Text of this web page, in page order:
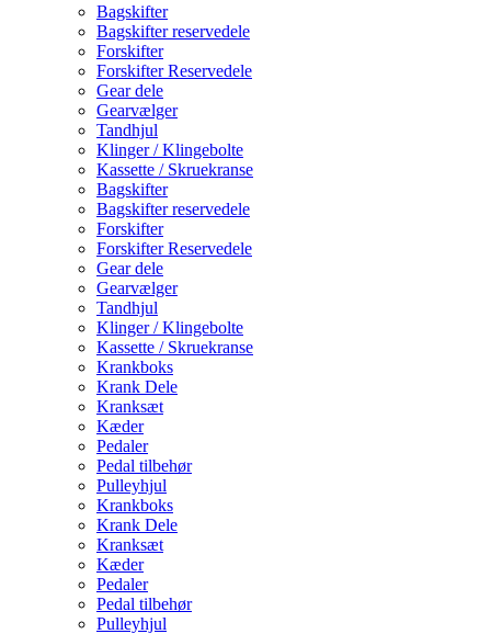
Bagskifter
Bagskifter reservedele
Forskifter
Forskifter Reservedele
Gear dele
Gearvælger
Tandhjul
Klinger / Klingebolte
Kassette / Skruekranse
Bagskifter
Bagskifter reservedele
Forskifter
Forskifter Reservedele
Gear dele
Gearvælger
Tandhjul
Klinger / Klingebolte
Kassette / Skruekranse
Krankboks
Krank Dele
Kranksæt
Kæder
Pedaler
Pedal tilbehør
Pulleyhjul
Krankboks
Krank Dele
Kranksæt
Kæder
Pedaler
Pedal tilbehør
Pulleyhjul